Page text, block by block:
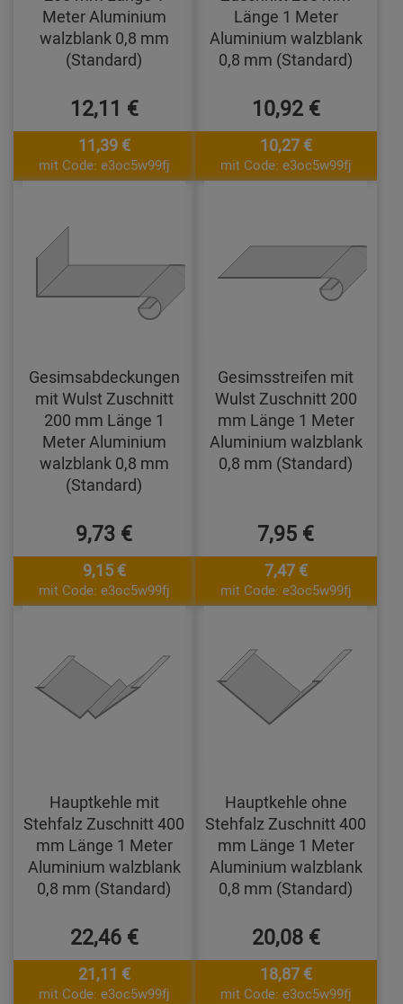
Meter Aluminium
walzblank 0,8 mm
(Standard)
12,11 €
11,39 €
mit Code: e3oc5w99fj
Länge 1 Meter
Aluminium walzblank
0,8 mm (Standard)
10,92 €
10,27 €
mit Code: e3oc5w99fj
Gesimsabdeckungen
mit Wulst Zuschnitt
200 mm Länge 1
Meter Aluminium
walzblank 0,8 mm
(Standard)
9,73 €
9,15 €
mit Code: e3oc5w99fj
Gesimsstreifen mit
Wulst Zuschnitt 200
mm Länge 1 Meter
Aluminium walzblank
0,8 mm (Standard)
7,95 €
7,47 €
mit Code: e3oc5w99fj
Hauptkehle mit
Stehfalz Zuschnitt 400
mm Länge 1 Meter
Aluminium walzblank
0,8 mm (Standard)
22,46 €
21,11 €
mit Code: e3oc5w99fj
Hauptkehle ohne
Stehfalz Zuschnitt 400
mm Länge 1 Meter
Aluminium walzblank
0,8 mm (Standard)
20,08 €
18,87 €
mit Code: e3oc5w99fj